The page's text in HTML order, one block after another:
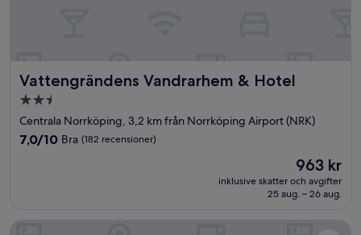
Vattengrändens Vandrarhem & Hotel
Vattengrändens Vandrarhem & Hotel
2.5-
stjärnigt
boende
Centrala Norrköping, 3,2 km från Norrköping Airport (NRK)
7.0
7,0/10 Bra (182 recensioner)
Priset
är
963 kr
963 kr
inklusive skatter och avgifter
25 aug. – 26 aug.
Bed's Rumsuthyrning